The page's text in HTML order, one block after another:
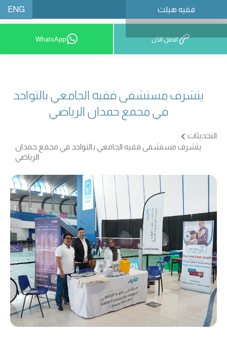
فقيه هيلث ENG
احجز موعدًا اتصل الآن WhatsApp
يتشرف مستشفى فقيه الجامعي بالتواجد
في مجمع حمدان الرياضي
التحديثات
يتشرف مستشفى فقيه الجامعي بالتواجد في مجمع حمدان
الرياضي